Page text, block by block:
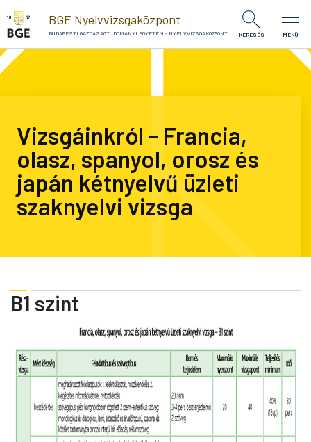
Ugrás a tartalomra
BGE Nyelvvizsgaközpont
BUDAPESTI GAZDASÁGTUDOMÁNYI EGYETEM - NYELVVIZSGAKÖZPONT KERESÉS MENÜ
Vizsgáinkról - Francia,
olasz, spanyol, orosz és
japán kétnyelvű üzleti
szaknyelvi vizsga
B1 szint